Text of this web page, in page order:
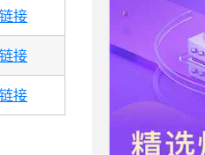
链接
链接
链接